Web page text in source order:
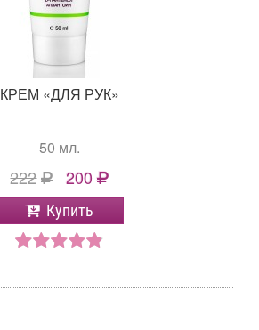
КРЕМ «ДЛЯ РУК»
50 мл.
222 200
Купить